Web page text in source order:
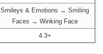
Smileys & Emotions → Smiling
Faces → Winking Face
4.3+